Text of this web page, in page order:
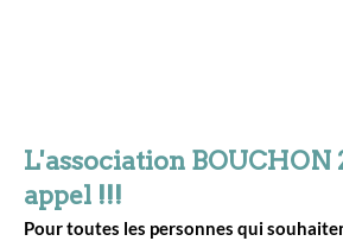
L'association BOUCHON
appel !!!
Pour toutes les personnes qui